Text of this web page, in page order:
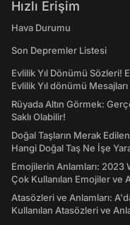
Hızlı Erişim
Hava Durumu
Son Depremler Listesi
Evlilik Yıl Dönümü Sözleri!
Evlilik Yıl dönümü Mesajları
Rüyada Altın Görmek:
Saklı Olabilir!
Doğal Taşların Merak
Hangi Doğal Taş Ne İşe
Emojilerin Anlamları:
Çok Kullanılan Emojiler ve
Atasözleri ve Anlamları:
Kullanılan Atasözleri ve